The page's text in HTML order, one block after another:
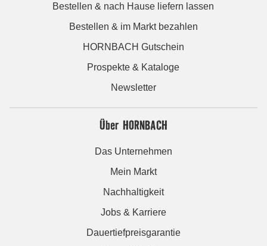
Bestellen & nach Hause liefern lassen
Bestellen & im Markt bezahlen
HORNBACH Gutschein
Prospekte & Kataloge
Newsletter
Über HORNBACH
Das Unternehmen
Mein Markt
Nachhaltigkeit
Jobs & Karriere
Dauertiefpreisgarantie